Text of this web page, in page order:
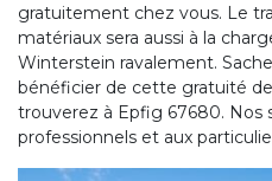
gratuitement chez vous. Le
matériaux sera aussi à la
Winterstein ravalement.
bénéficier de cette gratuité
trouverez à Epfig 67680. Nos
professionnels et aux